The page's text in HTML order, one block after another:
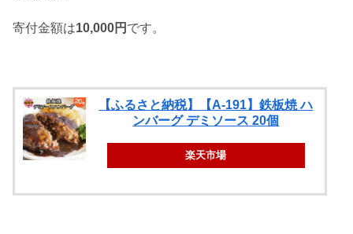
寄付金額は10,000円 です。
【ふるさと納税】【A-191】鉄板焼 ハ
ンバーグ デミソース 20個
楽天市場